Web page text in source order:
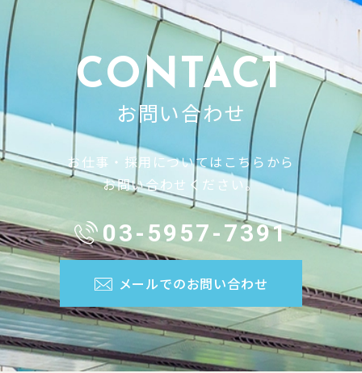
お問い合わせ
CONTACT
お仕事・採用についてはこちらから
お問い合わせください。
03-5957-7391
メールでのお問い合わせ